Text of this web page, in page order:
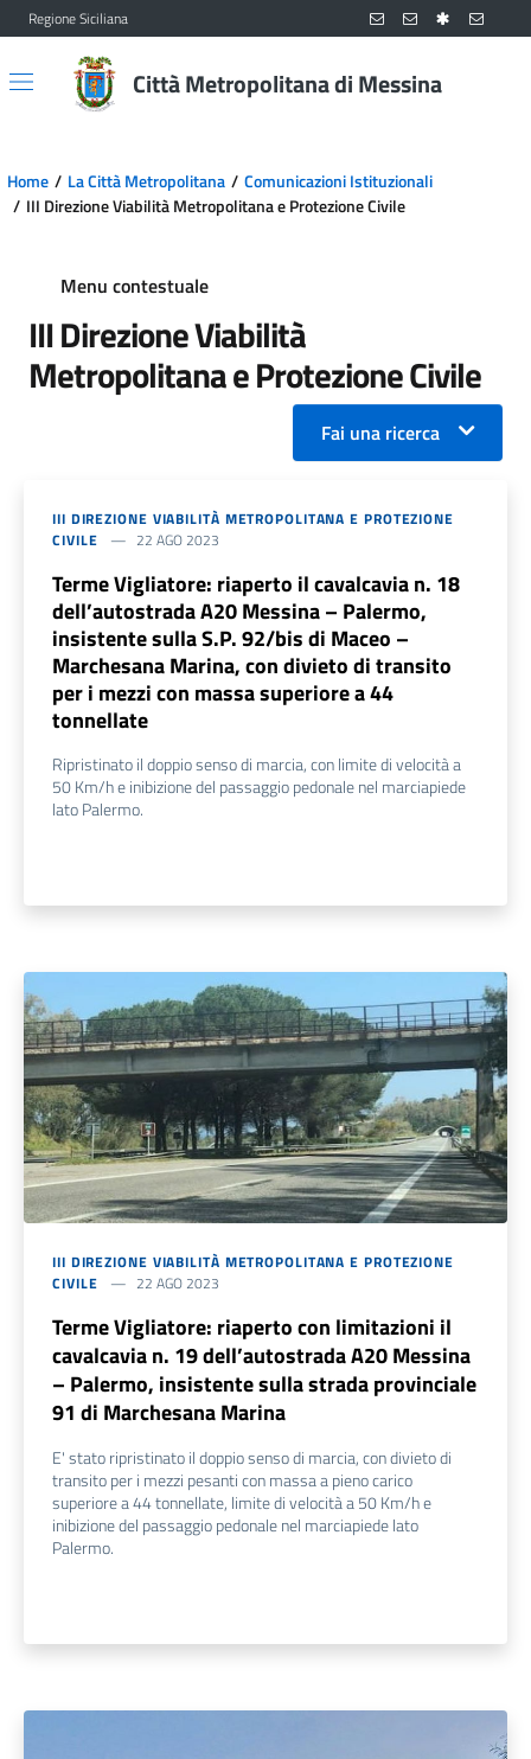
Vai al contenuto principale
Vai al menu principale
Regione Siciliana
Città Metropolitana di Messina
Home La Città Metropolitana
Comunicazioni Istituzionali
III Direzione Viabilità Metropolitana e Protezione Civile
Menu contestuale
III Direzione Viabilità
Metropolitana e Protezione Civile
Fai una ricerca
III DIREZIONE VIABILITÀ METROPOLITANA E PROTEZIONE
CIVILE
22 AGO 2023
Terme Vigliatore: riaperto il cavalcavia n. 18
dell’autostrada A20 Messina – Palermo,
insistente sulla S.P. 92/bis di Maceo –
Marchesana Marina, con divieto di transito
per i mezzi con massa superiore a 44
tonnellate
Ripristinato il doppio senso di marcia, con limite di velocità a
50 Km/h e inibizione del passaggio pedonale nel marciapiede
lato Palermo.
III DIREZIONE VIABILITÀ METROPOLITANA E PROTEZIONE
CIVILE
22 AGO 2023
Terme Vigliatore: riaperto con limitazioni il
cavalcavia n. 19 dell’autostrada A20 Messina
– Palermo, insistente sulla strada provinciale
91 di Marchesana Marina
E' stato ripristinato il doppio senso di marcia, con divieto di
transito per i mezzi pesanti con massa a pieno carico
superiore a 44 tonnellate, limite di velocità a 50 Km/h e
inibizione del passaggio pedonale nel marciapiede lato
Palermo.